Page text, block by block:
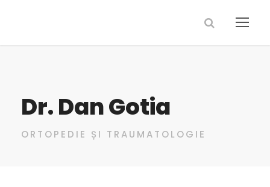
Dr. Dan Gotia
ORTOPEDIE ȘI TRAUMATOLOGIE